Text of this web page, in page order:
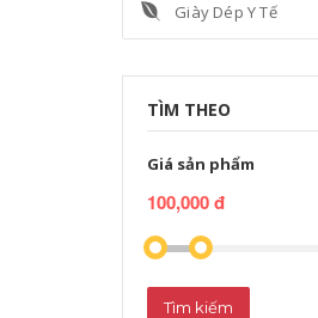
Giày Dép Y Tế
TÌM THEO
Giá sản phẩm
100,000 đ
Tìm kiếm